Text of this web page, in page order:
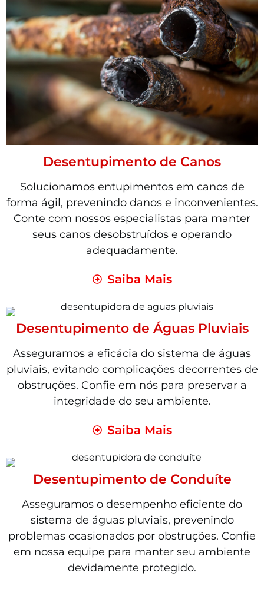
Desentupimento de Canos
Solucionamos entupimentos em canos de
forma ágil, prevenindo danos e inconvenientes.
Conte com nossos especialistas para manter
seus canos desobstruídos e operando
adequadamente.
Saiba Mais
Desentupimento de Águas Pluviais
Asseguramos a eficácia do sistema de águas
pluviais, evitando complicações decorrentes de
obstruções. Confie em nós para preservar a
integridade do seu ambiente.
Saiba Mais
Desentupimento de Conduíte
Asseguramos o desempenho eficiente do
sistema de águas pluviais, prevenindo
problemas ocasionados por obstruções. Confie
em nossa equipe para manter seu ambiente
devidamente protegido.